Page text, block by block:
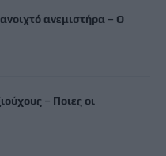
ανεμιστήρα – Ο
– Ποιες οι